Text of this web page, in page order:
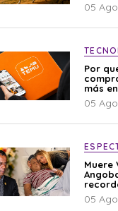
05
Por
más
05
Muere
de la
05